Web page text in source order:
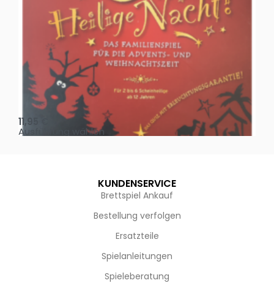
Oh, heilige Nacht!
11,95
Ausführung wählen
KUNDENSERVICE
Brettspiel Ankauf
Bestellung verfolgen
Ersatzteile
Spielanleitungen
Spieleberatung